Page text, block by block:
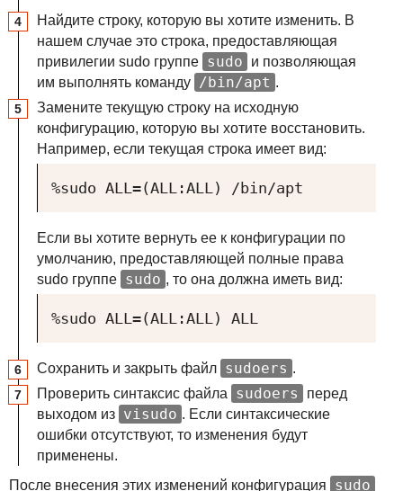
Найдите строку, которую вы хотите изменить. В
нашем случае это строка, предоставляющая
привилегии sudo группе sudo
и позволяющая
им выполнять команду
/bin/apt .
Замените текущую строку на исходную
конфигурацию, которую вы хотите восстановить.
Например, если текущая строка имеет вид:
%sudo ALL=(ALL:ALL) /bin/apt
Если вы хотите вернуть ее к конфигурации по
умолчанию, предоставляющей полные права
sudo группе sudo , то она должна иметь вид:
%sudo ALL=(ALL:ALL) ALL
Сохранить и закрыть файл sudoers .
Проверить синтаксис файла
sudoers
перед
выходом из visudo . Если синтаксические
ошибки отсутствуют, то изменения будут
применены.
После внесения этих изменений конфигурация
sudo